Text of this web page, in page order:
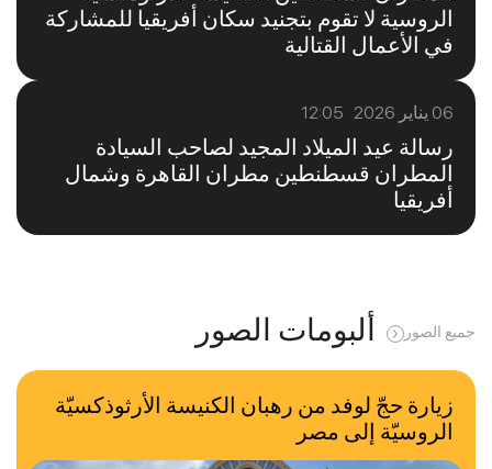
الروسية لا تقوم بتجنيد سكان أفريقيا للمشاركة
في الأعمال القتالية
06 يناير 2026 12:05
رسالة عيد الميلاد المجيد لصاحب السيادة
المطران قسطنطين مطران القاهرة وشمال
أفريقيا
ألبومات الصور جميع الصور
زيارة حجّ لوفد من رهبان الكنيسة الأرثوذكسيّة
الروسيّة إلى مصر